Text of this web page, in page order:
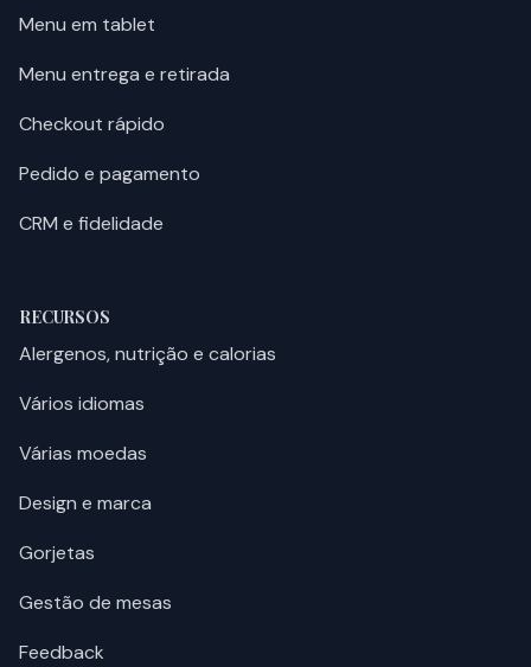
Menu em tablet
Menu entrega e retirada
Checkout rápido
Pedido e pagamento
CRM e fidelidade
RECURSOS
Alergenos, nutrição e calorias
Vários idiomas
Várias moedas
Design e marca
Gorjetas
Gestão de mesas
Feedback